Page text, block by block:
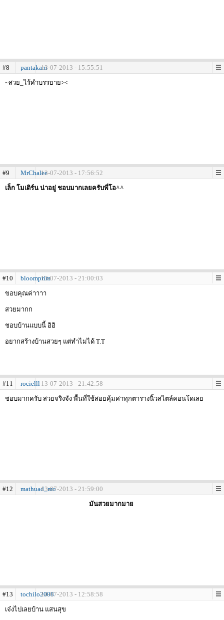
#8 pantakarn13-07-2013 - 15:55:51
~สวย_ไร้คำบรรยาย><
#9 MrChalee13-07-2013 - 17:56:52
เล็ก โมเดิร์น น่าอยู่ ชอบมากเลยครับพี่โอ^^
#10 bloomprim13-07-2013 - 21:00:03
ขอบคุณค่าาาา
สวยมากก
ชอบบ้านแบบนี้ อิอิ
อยากสร้างบ้านสวยๆ แต่ทำไม่ได้ T.T
#11 rocielll 13-07-2013 - 21:42:58
ชอบมากครับ สวยจริงจัง พื้นที่ใช้สอยคุ้มค่าทุกตารางนิ้วสไตล์คอนโดเลย
#12 mathuad_mo13-07-2013 - 21:59:00
มันสวยมากมาย
#13 tochilo200814-07-2013 - 12:58:58
เจ๋งไปเลยบ้าน แสนสุข